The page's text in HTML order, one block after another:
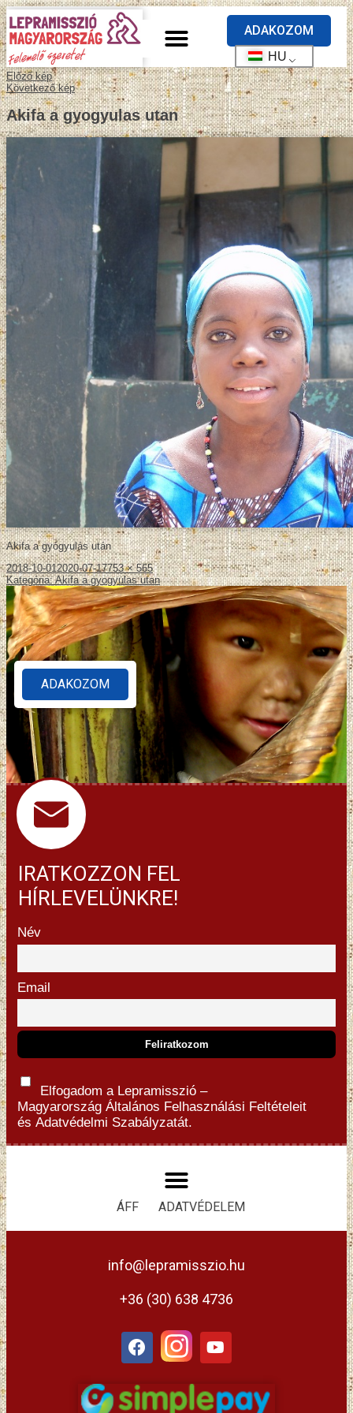
ADAKOZOM
HU
Előző kép
Következő kép
Akifa a gyogyulas utan
Akifa a gyógyulás után
2018-10-012020-07-17753 × 565
Kategória:Akifa a gyogyulas utan
ADAKOZOM
IRATKOZZON FEL
HÍRLEVELÜNKRE!
Név
Email
Elfogadom a Lepramisszió –
Magyarország Általános Felhasználási Feltételeit
és Adatvédelmi Szabályzatát.
ÁFF ADATVÉDELEM
info@lepramisszio.hu
+36 (30) 638 4736